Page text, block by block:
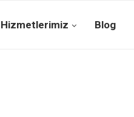
Hizmetlerimiz Blog